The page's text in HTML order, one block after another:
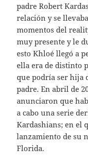
padre Robert
relación y se
momentos del
muy presente y le
esto Khloé llegó a
ella era de distinto
que podría ser hija
padre. En abril de
anunciaron que
a cabo una serie
Kardashians; en el
lanzamiento de su
Florida.